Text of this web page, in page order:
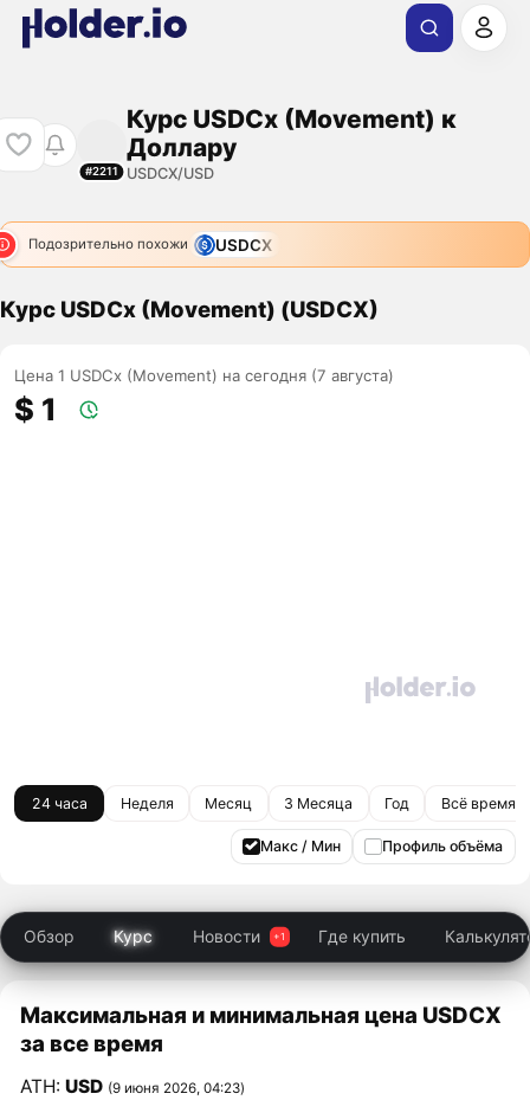
#2211
Курс USDCx (Movement) к
Доллару
USDCX/USD
Подозрительно похожи USDCX
Курс USDCx (Movement) (USDCX)
Цена 1 USDCx (Movement) на сегодня (7 августа)
$ 1
24 часа Неделя Месяц 3 Месяца Год Всё время
Макс / Мин Профиль объёма
Обзор Курс Новости Где купить
Максимальная и минимальная цена USDCX
за все время
ATH:USD (9 июня 2026, 04:23)